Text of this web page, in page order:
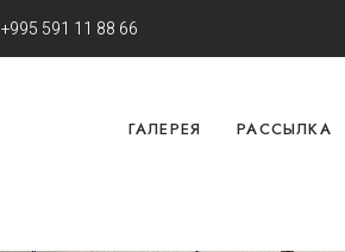
+995 591 11 88 66
ГАЛЕРЕЯ РАССЫЛКА